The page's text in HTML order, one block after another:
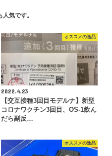
気です。
オススメの逸品
2022.4.23
【交互接種3回目モデルナ】新型
コロナワクチン3回目、OS-1飲ん
だら副反…
オススメの逸品